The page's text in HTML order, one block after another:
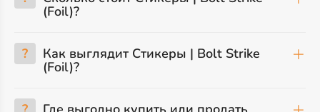
(Foil)?
? Как выглядит Стикеры | Bolt Strike
(Foil)?